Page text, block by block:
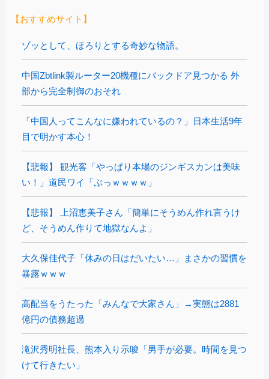
【おすすめサイト】
ゾッとして、ほろりとする奇妙な物語。
中国Zbtlink製ルーター20機種にバックドア見つかる 外
部から完全制御のおそれ
「中国人ってこんなに嫌われているの？」日本生活9年
目で明かす本心！
【悲報】 観光客「やっぱり本場のジンギスカンは美味
い！」道民ワイ「ぷっｗｗｗｗ」
【悲報】 上沼恵美子さん「簡単にそうめん作れ言うけ
ど、そうめん作りて地獄なんよ」
大久保佳代子「休みの日はだいたい…」まさかの習慣を
暴露ｗｗｗ
高配当をうたった「みんなで大家さん」→実態は2881
億円の債務超過
滝沢秀明社長、熊本入り示唆「男手が必要。時間を見つ
けて行きたい」